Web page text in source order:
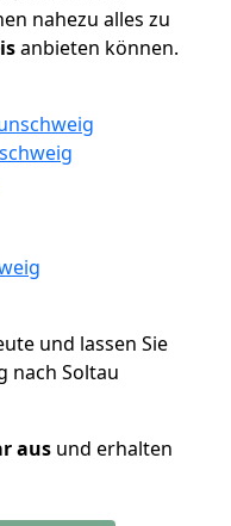
nahezu alles zu
anbieten können.
und lassen Sie
nach Soltau
aus und erhalten